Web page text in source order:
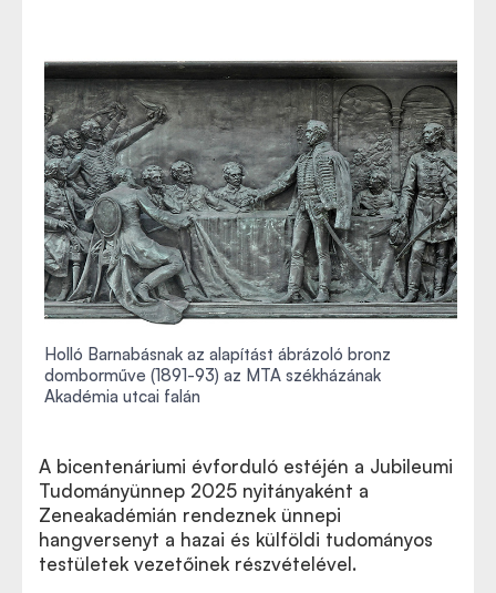
Holló Barnabásnak az alapítást ábrázoló bronz
domborműve (1891-93) az MTA székházának
Akadémia utcai falán
A bicentenáriumi évforduló estéjén a Jubileumi
Tudományünnep 2025 nyitányaként a
Zeneakadémián rendeznek ünnepi
hangversenyt a hazai és külföldi tudományos
testületek vezetőinek részvételével.